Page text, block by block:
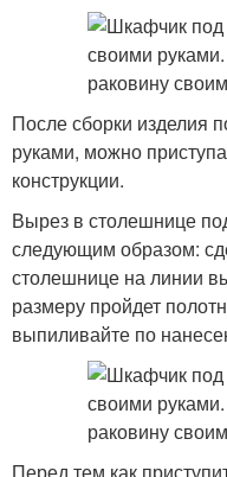
После сборки изделия
руками, можно
конструкции.
Вырез в столешнице
следующим образом:
столешнице на линии
размеру пройдет
выпиливайте по